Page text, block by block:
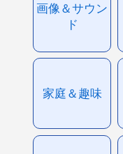
画像＆サウン
ド
家庭＆趣味